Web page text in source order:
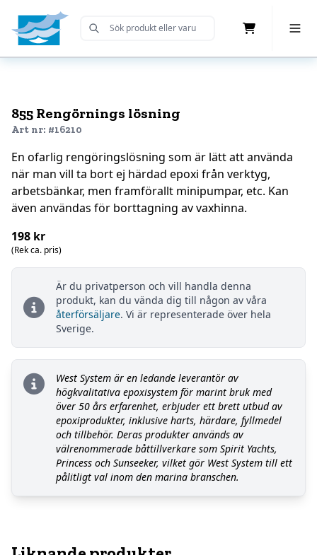
Home Submit Search
855 Rengörnings lösning
Art nr: #16210
En ofarlig rengöringslösning som är lätt att använda
när man vill ta bort ej härdad epoxi från verktyg,
arbetsbänkar, men framförallt minipumpar, etc. Kan
även användas för borttagning av vaxhinna.
198 kr
(Rek ca. pris)
Är du privatperson och vill handla denna
produkt, kan du vända dig till någon av våra
återförsäljare. Vi är representerade över hela
Sverige.
West System är en ledande leverantör av
högkvalitativa epoxisystem för marint bruk med
över 50 års erfarenhet, erbjuder ett brett utbud av
epoxiprodukter, inklusive harts, härdare, fyllmedel
och tillbehör. Deras produkter används av
välrenommerade båttillverkare som Spirit Yachts,
Princess och Sunseeker, vilket gör West System till ett
pålitligt val inom den marina branschen.